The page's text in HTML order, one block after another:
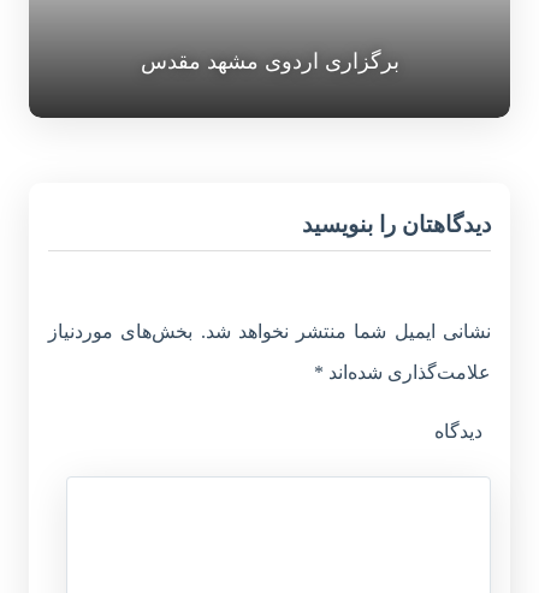
برگزاری اردوی مشهد مقدس
دیدگاهتان را بنویسید
نشانی ایمیل شما منتشر نخواهد شد. بخش‌های موردنیاز
علامت‌گذاری شده‌اند *
دیدگاه